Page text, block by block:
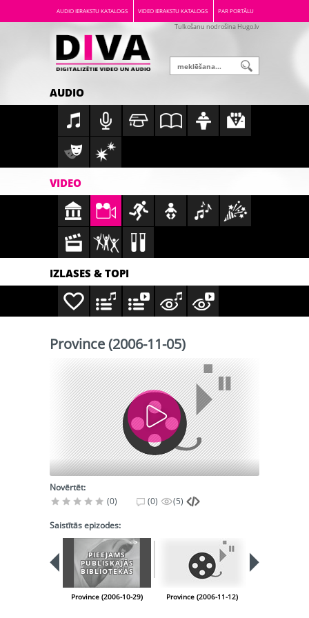
AUDIO IERAKSTU KATALOGS VIDEO IERAKSTU KATALOGS PAR PORTĀLU
Tulkošanu nodrošina Hugo.lv
AUDIO
VIDEO
IZLASES & TOPI
Province (2006-11-05)
Novērtēt:
(0)
(0) (5)
Saistītās epizodes:
PIEEJAMS
PUBLISKAJĀS
BIBLIOTĒKĀS
Province (2006-10-29) Province (2006-11-12)